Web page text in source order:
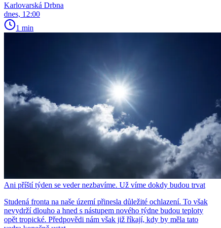
Karlovarská Drbna
dnes, 12:00
1 min
Ani příští týden se veder nezbavíme. Už víme dokdy budou trvat
Studená fronta na naše území přinesla důležité ochlazení. To však
nevydrží dlouho a hned s nástupem nového týdne budou teploty
opět tropické. Předpovědi nám však již říkají, kdy by měla tato